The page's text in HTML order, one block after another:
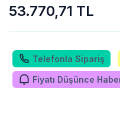
53.770,71 TL
Telefonla Sipariş
Fiyatı Düşünce